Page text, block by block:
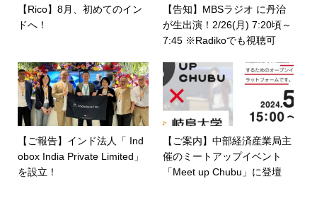
【Rico】8月、初めてのイン
ドへ！
【告知】MBSラジオ に丹治
が生出演！2/26(月) 7:20頃～
7:45 ※Radikoでも視聴可
【ご報告】インド法人「 Ind
obox India Private Limited」
を設立！
【ご案内】中部経済産業局主
催のミートアップイベント
「Meet up Chubu」に登壇